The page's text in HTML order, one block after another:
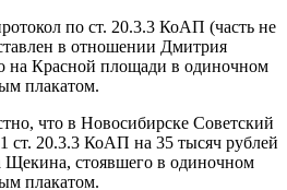
по ст. 20.3.3 КоАП (часть не
в отношении Дмитрия
на Красной площади в одиночном
плакатом.
что в Новосибирске Советский
ст. 20.3.3 КоАП на 35 тысяч рублей
стоявшего в одиночном
плакатом.